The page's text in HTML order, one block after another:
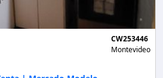
CW253446
Montevideo